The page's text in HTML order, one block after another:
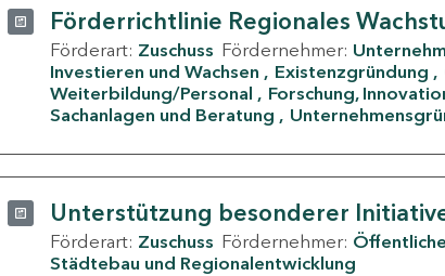
Förderrichtlinie Regionales
Förderart: Zuschuss Fördernehmer:
Investieren und Wachsen
Existenzgründung
Weiterbildung/Personal
Forschung,
Sachanlagen und Beratung
Unterstützung besonderer
Förderart: Zuschuss Fördernehmer:
Städtebau und Regionalentwicklung